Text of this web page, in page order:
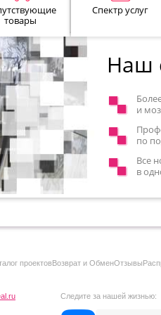
товары
Спектр услуг
Наш
и
по
Все
в
проектовВозврат и ОбменОтзывы
Следите за нашей жизнью: